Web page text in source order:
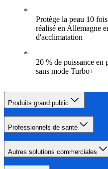
Protège la peau 10
réalisé en Allemagne
d'acclimatation
20 % de puissance en
sans mode Turbo+
Produits grand public
Professionnels de santé
Autres solutions commerciales